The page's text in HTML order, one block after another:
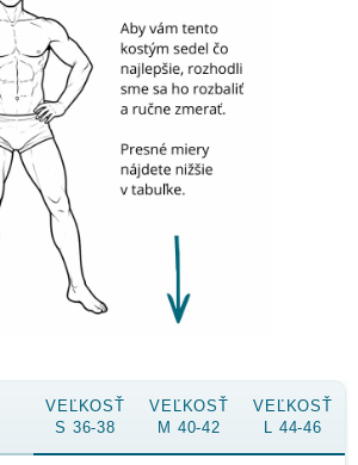
Sieťované pančucháče, jemný
vzor - Čierne
6,30 €
VEĽKOSŤ
S 36-38
VEĽKOSŤ
M 40-42
VEĽKOSŤ
L 44-46